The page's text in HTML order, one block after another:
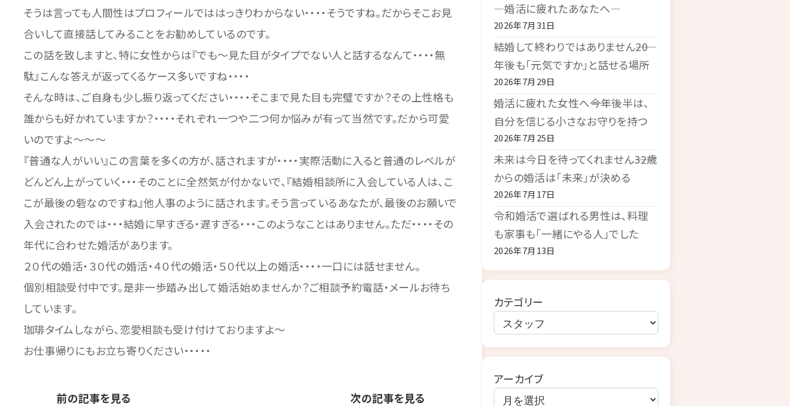
そうは言っても人間性はプロフィールでははっきりわからない・・・・そうですね。だからそこお見
合いして直接話してみることをお勧めしているのです。
この話を致しますと、特に女性からは『でも～見た目がタイプでない人と話するなんて・・・・無
駄』こんな答えが返ってくるケース多いですね・・・・
そんな時は、ご自身も少し振り返ってください・・・・そこまで見た目も完璧ですか？その上性格も
誰からも好かれていますか？・・・・それぞれ一つや二つ何か悩みが有って当然です。だから可愛
いのですよ～～～
『普通な人がいい』この言葉を多くの方が、話されますが・・・・実際活動に入ると普通のレベルが
どんどん上がっていく・・・そのことに全然気が付かないで、『結婚相談所に入会している人は、こ
こが最後の砦なのですね』他人事のように話されます。そう言っているあなたが、最後のお願いで
入会されたのでは・・・結婚に早すぎる・遅すぎる・・・このようなことはありません。ただ・・・・その
年代に合わせた婚活があります。
２０代の婚活・３０代の婚活・４０代の婚活・５０代以上の婚活・・・・一口には話せません。
個別相談受付中です。是非一歩踏み出して婚活始めませんか？ご相談予約電話・メールお待ち
しています。
珈琲タイムしながら、恋愛相談も受け付けておりますよ～
お仕事帰りにもお立ち寄りください・・・・・
前の記事を見る 次の記事を見る
―婚活に疲れたあなたへ―
2026年7月31日
結婚して終わりではありません――20
年後も「元気ですか」と話せる場所
2026年7月29日
婚活に疲れた女性へ――今年後半は、
自分を信じる小さなお守りを持つ
2026年7月25日
未来は今日を待ってくれません――32歳
からの婚活は「未来」が決める
2026年7月17日
令和婚活で選ばれる男性は、料理
も家事も「一緒にやる人」でした
2026年7月13日
カテゴリー
アーカイブ